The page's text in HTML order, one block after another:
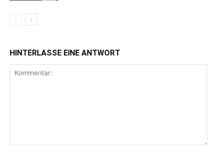
HINTERLASSE EINE ANTWORT